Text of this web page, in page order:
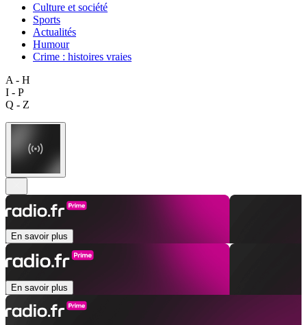
Culture et société
Sports
Actualités
Humour
Crime : histoires vraies
A - H
I - P
Q - Z
En savoir plus
En savoir plus